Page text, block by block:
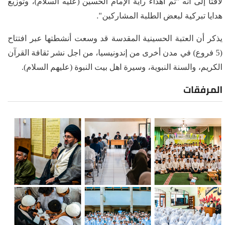
هدايا تبركية لبعض الطلبة المشاركين".
يذكر أن العتبة الحسينية المقدسة قد وسعت أنشطتها عبر افتتاح
(5 فروع) في مدن أخرى من إندونيسيا، من اجل نشر ثقافة القرآن
الكريم، والسنة النبوية، وسيرة اهل بيت النبوة (عليهم السلام).
المرفقات